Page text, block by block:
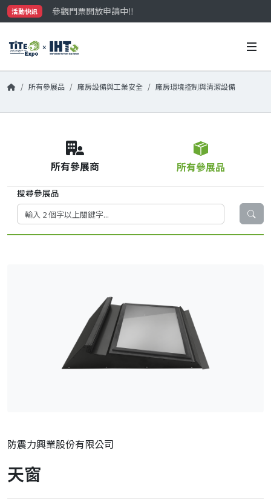
活動快訊
參觀門票開放申請中‼️
最大規模台灣五金展TiTE x IHT，2026/10/20-22與您在
所有參展品 廠房設備與工業安全 廠房環境控制與清潔設備
所有參展商 所有參展品
搜尋參展品
防震力興業股份有限公司
天窗